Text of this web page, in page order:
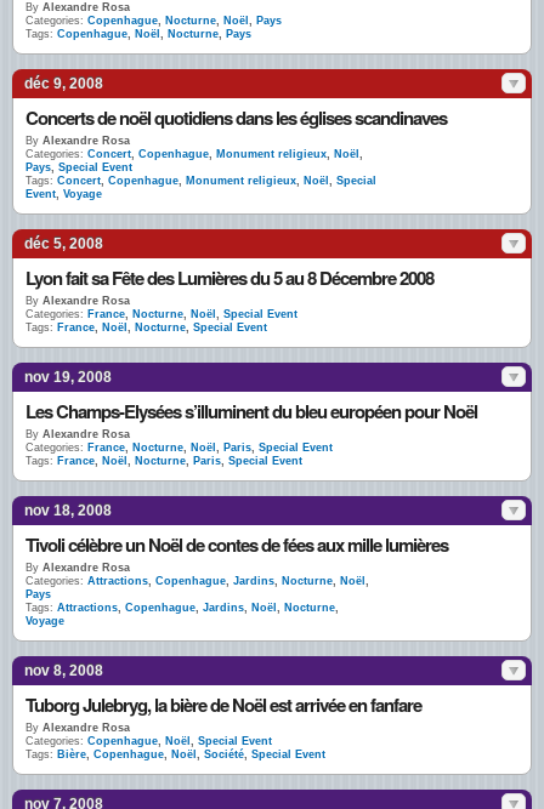
By Alexandre Rosa
Categories: Copenhague, Nocturne, Noël , Pays
Tags: Copenhague, Noël , Nocturne, Pays
déc 9, 2008
Concerts de noël quotidiens dans les églises scandinaves
By Alexandre Rosa
Categories: Concert, Copenhague, Monument religieux, Noël ,
Pays, Special Event
Tags: Concert, Copenhague, Monument religieux, Noël , Special
Event, Voyage
déc 5, 2008
Lyon fait sa Fête des Lumières du 5 au 8 Décembre 2008
By Alexandre Rosa
Categories: France, Nocturne, Noël , Special Event
Tags: France, Noël , Nocturne, Special Event
nov 19, 2008
Les Champs-Elysées s’illuminent du bleu européen pour Noël
By Alexandre Rosa
Categories: France, Nocturne, Noël , Paris, Special Event
Tags: France, Noël , Nocturne, Paris, Special Event
nov 18, 2008
Tivoli célèbre un Noël de contes de fées aux mille lumières
By Alexandre Rosa
Categories: Attractions, Copenhague, Jardins, Nocturne, Noël ,
Pays
Tags: Attractions, Copenhague, Jardins, Noël , Nocturne,
Voyage
nov 8, 2008
Tuborg Julebryg, la bière de Noël est arrivée en fanfare
By Alexandre Rosa
Categories: Copenhague, Noël , Special Event
Tags: Bière, Copenhague, Noël , Société, Special Event
nov 7, 2008